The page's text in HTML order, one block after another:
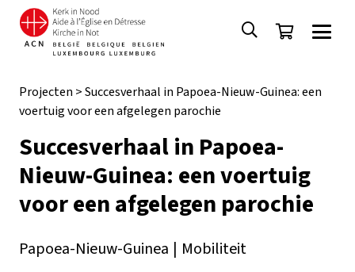
Projecten >Succesverhaal in Papoea-Nieuw-Guinea: een
voertuig voor een afgelegen parochie
Succesverhaal in Papoea-
Nieuw-Guinea: een voertuig
voor een afgelegen parochie
Papoea-Nieuw-Guinea | Mobiliteit